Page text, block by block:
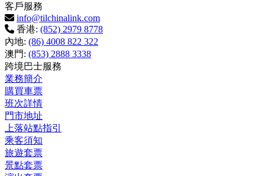
客戶服務
info@tilchinalink.com
香港: (852) 2979 8778
內地: (86) 4008 822 322
澳門: (853) 2888 3338
跨境巴士服務
業務簡介
購買車票
班次詳情
門市地址
上落站點指引
乘客須知
旅遊套票
景點套票